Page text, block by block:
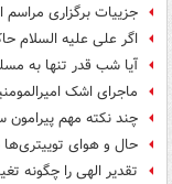
جزییات برگزاری
اگر علی علیه السلام
آیا شب قدر تنها به
ماجرای اشک
چند نکته مهم پیرامون
حال و هوای
تقدیر الهی را چگونه